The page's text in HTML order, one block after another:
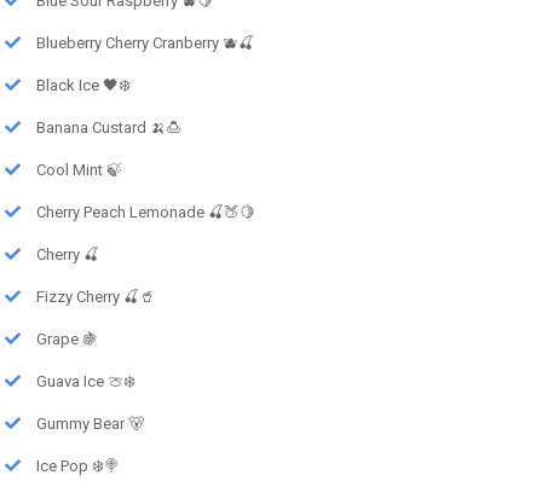
Blueberry Cherry Cranberry 🫐🍒
Black Ice 🖤❄️
Banana Custard 🍌🍮
Cool Mint 🍃
Cherry Peach Lemonade 🍒🍑🍋
Cherry 🍒
Fizzy Cherry 🍒🥤
Grape 🍇
Guava Ice 🍈❄️
Gummy Bear 🐻
Ice Pop ❄️🍭